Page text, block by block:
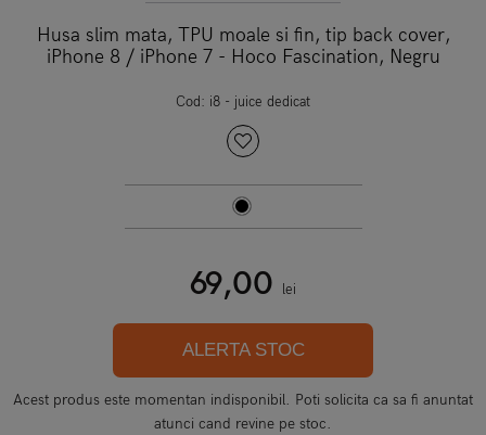
Husa slim mata, TPU moale si fin, tip back cover,
iPhone 8 / iPhone 7 - Hoco Fascination, Negru
Cod: i8 - juice dedicat
69,00 lei
ALERTA STOC
Acest produs este momentan indisponibil. Poti solicita ca sa fi anuntat
atunci cand revine pe stoc.